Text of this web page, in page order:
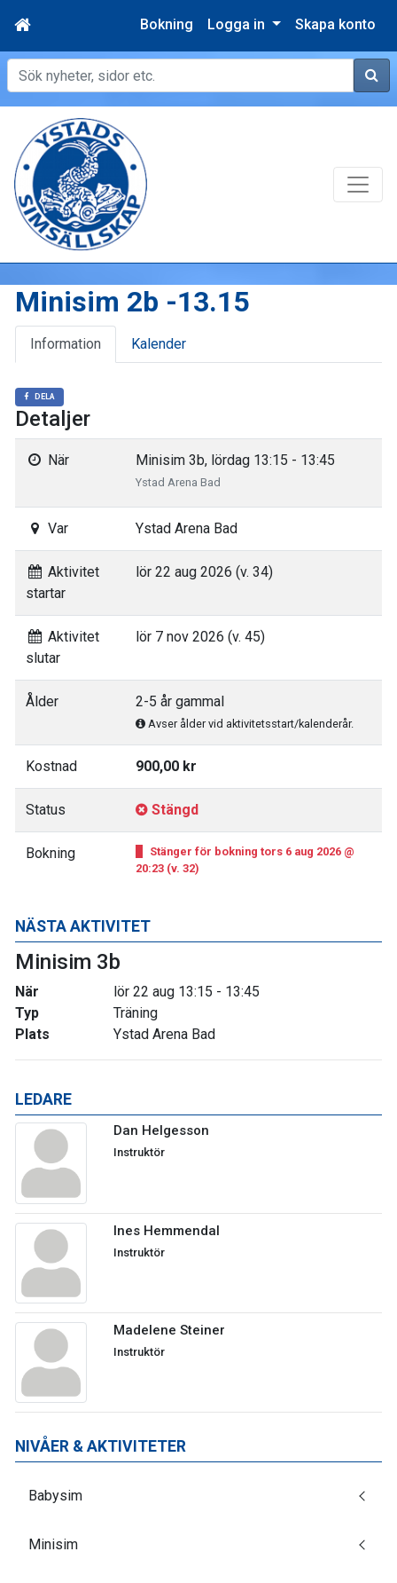
Bokning Logga in Skapa konto
Sök
NÄSTA AKTIVITET
Minisim 3b
När
lör 22 aug 13:15 - 13:45
Typ
Träning
Plats
Ystad Arena Bad
LEDARE
Dan Helgesson
Instruktör
Ines Hemmendal
Instruktör
Madelene Steiner
Instruktör
Minisim 2b -13.15
Information Kalender
DELA
Detaljer
När Minisim 3b, lördag 13:15 - 13:45
Ystad Arena Bad
Var Ystad Arena Bad
Aktivitet
startar
lör 22 aug 2026 (v. 34)
Aktivitet
slutar
lör 7 nov 2026 (v. 45)
Ålder 2-5 år gammal
Avser ålder vid aktivitetsstart/kalenderår.
Kostnad 900,00 kr
Status Stängd
Bokning
Stänger för bokning tors 6 aug 2026 @
20:23 (v. 32)
NIVÅER & AKTIVITETER
Babysim
Minisim